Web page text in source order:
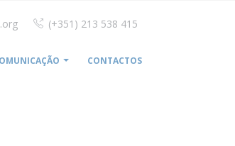
(+351) 213 538 415
CONTACTOS